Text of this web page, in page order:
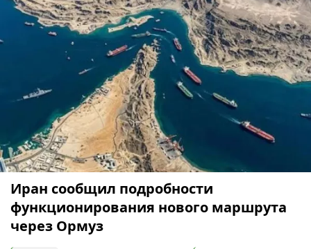
Иран сообщил подробности
функционирования нового маршрута
через Ормуз